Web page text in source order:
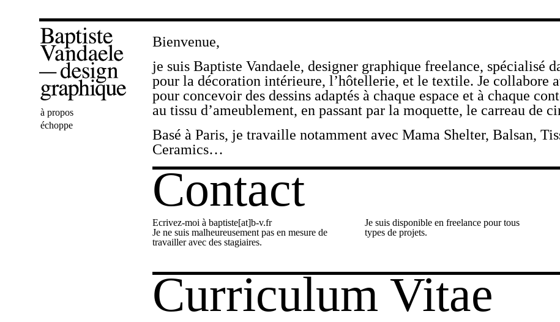
Baptiste
Bienvenue
à propos
échoppe
Bienvenue,
je suis Baptiste Vandaele, designer graphique freelance, spécialisé
pour la décoration intérieure, l’hôtellerie, et le textile. Je collabore
pour concevoir des dessins adaptés à chaque espace et à chaque
au tissu d’ameublement, en passant par la moquette, le carreau de
Basé à Paris, je travaille notamment avec Mama Shelter, Balsan,
Ceramics…
Contact
Ecrivez-moi à baptiste[at]b-v.fr
Je ne suis malheureusement pas en mesure de
travailler avec des stagiaires.
Je suis disponible en freelance pour tous
types de projets.
Curriculum Vitae